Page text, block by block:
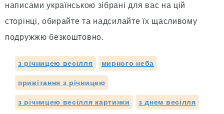
написами українською зібрані для вас на цій
сторінці, обирайте та надсилайте їх щасливому
подружжю безкоштовно.
з річницею весілля мирного неба
привітання з річницею
з річницею весілля картинки з днем весілля